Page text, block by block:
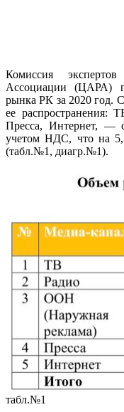
Комиссия экспертов
Ассоциации (ЦАРА)
рынка РК за 2020 год.
ее
Пресса, Интернет, —
учетом НДС, что на
(табл.№1, диагр.№1).
табл.№1